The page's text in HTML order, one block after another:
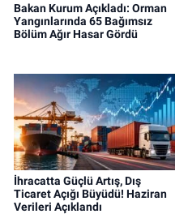
Bakan Kurum Açıkladı: Orman
Yangınlarında 65 Bağımsız
Bölüm Ağır Hasar Gördü
İhracatta Güçlü Artış, Dış
Ticaret Açığı Büyüdü! Haziran
Verileri Açıklandı